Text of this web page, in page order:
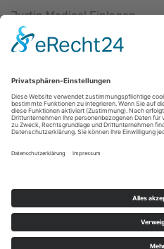
Jurtin Medical Einlagen
Unsere Philosophie
Unser Service
Unser Geschäft in Alzey
Unser Geschäft in Geisenheim
VERTRAG WIDERRUFEN